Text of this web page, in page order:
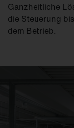
Ganzheitliche
die Steuerung
dem Betrieb.